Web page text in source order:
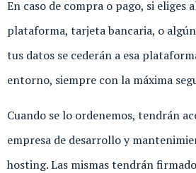
En caso de compra o pago, si eliges
plataforma, tarjeta bancaria, o
tus datos se cederán a esa
entorno, siempre con la máxima
Cuando se lo ordenemos, tendrán
empresa de desarrollo y
hosting. Las mismas tendrán